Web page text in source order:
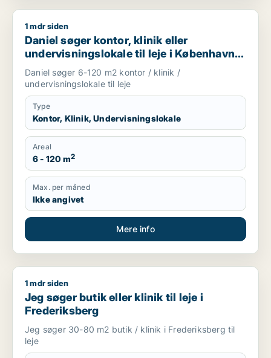
Daniel søger kontor, klinik eller undervisningslokale til leje i
1 mdr siden
Daniel søger kontor, klinik eller
undervisningslokale til leje i København
K, Vesterbro eller Frederiksberg m.fl.
Daniel søger 6-120 m2 kontor / klinik /
undervisningslokale til leje
Type
Kontor, Klinik, Undervisningslokale
Areal
6 - 120 m2
Max. per måned
Ikke angivet
Mere info
Jeg søger butik eller klinik til leje i Frederiksberg
1 mdr siden
Jeg søger butik eller klinik til leje i
Frederiksberg
Jeg søger 30-80 m2 butik / klinik i Frederiksberg til
leje